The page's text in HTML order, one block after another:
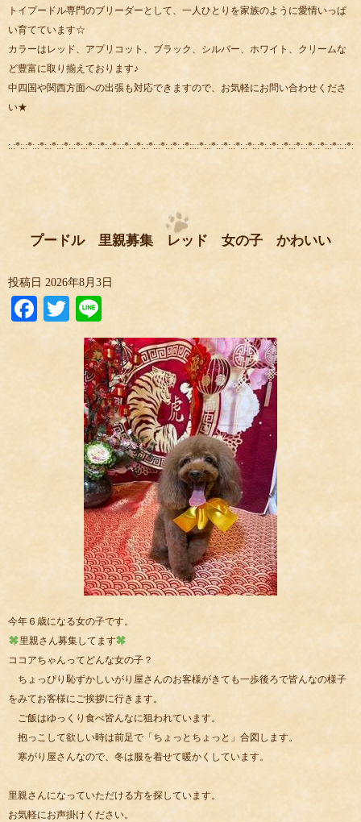
トイプードル専門のブリーダーとして、一人ひとりを家族のように愛情いっぱ
い育てています☆
カラーはレッド、アプリコット、ブラック、シルバー、ホワイト、クリームな
ど豊富に取り揃えております♪
中四国や関西方面への出張も対応できますので、お気軽にお問い合わせくださ
い★
:.:*:.:*:.:*:.:*:.:*:.:*:.:*:.:*:.:*:.:*:.:*:.:*:.:*:.:*:.:*::.:*:.:*:.:*:.:*:.:*:.:*:.:*:.:*:.:*:.:*:.:*:.:*::.:*:.:
プードル 里親募集 レッド 女の子 かわいい
投稿日 2026年8月3日
Facebook
Twitter
今年６歳になる女の子です。
里親さん募集してます
ココアちゃんってどんな女の子？
ちょっぴり恥ずかしいがり屋さんのお客様がきても一歩後ろで皆んなの様子
をみてお客様にご挨拶に行きます。
ご飯はゆっくり食べ皆んなに狙われています。
抱っこして欲しい時は前足で「ちょっとちょっと」合図します。
寒がり屋さんなので、冬は服を着せて暖かくしています。
里親さんになっていただける方を探しています。
お気軽にお声掛けください。